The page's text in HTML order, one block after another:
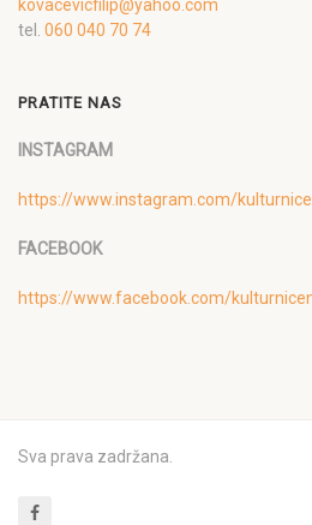
kovacevicfilip@yahoo.com
tel. 060 040 70 74
PRATITE NAS
INSTAGRAM
https://www.instagram.com/
FACEBOOK
https://www.facebook.com/
Sva prava zadržana.